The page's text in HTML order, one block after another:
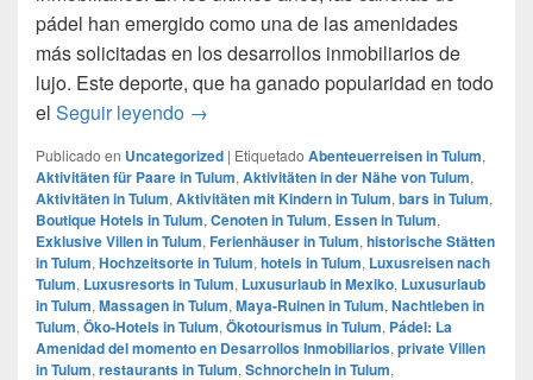
pádel han emergido como una de las amenidades
más solicitadas en los desarrollos inmobiliarios de
lujo. Este deporte, que ha ganado popularidad en todo
el Seguir leyendo Pádel: La Amenidad del momento en
→
Publicado en Uncategorized | Etiquetado Abenteuerreisen in Tulum,
Aktivitäten für Paare in Tulum, Aktivitäten in der Nähe von Tulum,
Aktivitäten in Tulum, Aktivitäten mit Kindern in Tulum, bars in Tulum,
Boutique Hotels in Tulum, Cenoten in Tulum, Essen in Tulum,
Exklusive Villen in Tulum, Ferienhäuser in Tulum, historische Stätten
in Tulum, Hochzeitsorte in Tulum, hotels in Tulum, Luxusreisen nach
Tulum, Luxusresorts in Tulum, Luxusurlaub in Mexiko, Luxusurlaub
in Tulum, Massagen in Tulum, Maya-Ruinen in Tulum, Nachtleben in
Tulum, Öko-Hotels in Tulum, Ökotourismus in Tulum, Pádel: La
Amenidad del momento en Desarrollos Inmobiliarios, private Villen
in Tulum, restaurants in Tulum, Schnorcheln in Tulum,